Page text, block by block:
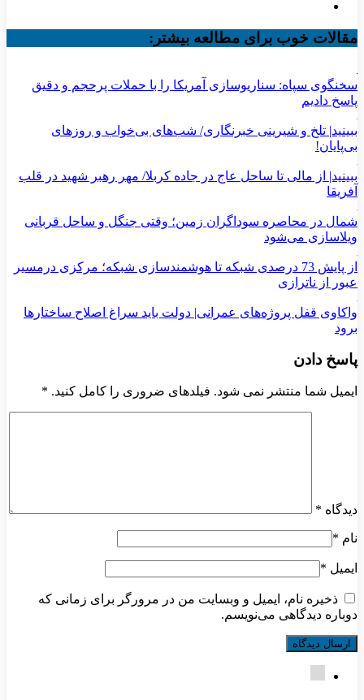
مقالات خوب برای مطالعه بیشتر:
سخنگوی سپاه: سناریوسازی آمریکا را با حملات پرحجم‌‌ و دقیق‌
پاسخ دادیم
ببینید| تلخ و شیرینی خبرنگاری/‌ شب‌های بی‌خواب و روزهای
بی‌پایان!
ببینید| از مالی تا ساحل عاج در جاده کربلا/ مهر رهبر شهید در قلب
آفریقا
شمال در محاصره سوداگران زمین؛ وقتی جنگل و ساحل قربانی
ویلاسازی می‌شود
از پایش 73 درصدی شبکه تا هوشمندسازی شبکه؛ مرکزی درمسیر
عبور از ناترازی
واکاوی قفل پروژه‌های عمرانی| دولت باید سراغ اصلاح ساختارها
برود
پاسخ دادن
ایمیل شما منتشر نمی شود. فیلدهای ضروری را کامل کنید. *
دیدگاه *
نام *
ایمیل *
ذخیره نام، ایمیل و وبسایت من در مرورگر برای زمانی که
دوباره دیدگاهی می‌نویسم.